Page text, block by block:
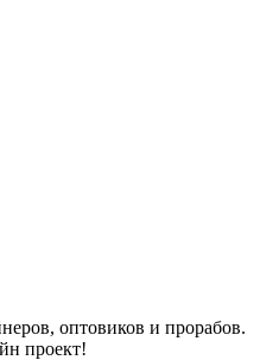
оптовиков и прорабов.
проект!